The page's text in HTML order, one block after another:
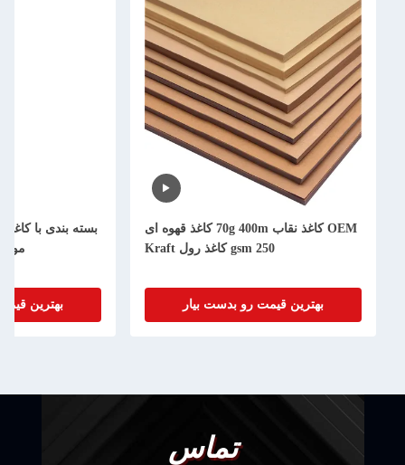
OEM کاغذ نقاب 70g 400m کاغذ قهوه ای
قیمت رو بدست بیار
بسته بندی با کاغذ فلت ضخیم و
مواد کاغذ فلت گواهی FSC
بهترین قیمت رو بدست بیار
تماس